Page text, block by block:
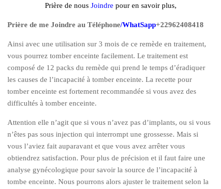
Prière de nous Joindre pour en savoir plus,
Prière de me Joindre au Téléphone/WhatSapp+22962408418
Ainsi avec une utilisation sur 3 mois de ce remède en traitement,
vous pourrez tomber enceinte facilement. Le traitement est
composé de 12 packs du remède qui prend le temps d’éradiquer
les causes de l’incapacité à tomber enceinte. La recette pour
tomber enceinte est fortement recommandée si vous avez des
difficultés à tomber enceinte.
Attention elle n’agit que si vous n’avez pas d’implants, ou si vous
n’êtes pas sous injection qui interrompt une grossesse. Mais si
vous l’aviez fait auparavant et que vous avez arrêter vous
obtiendrez satisfaction. Pour plus de précision et il faut faire une
analyse gynécologique pour savoir la source de l’incapacité à
tombe enceinte. Nous pourrons alors ajuster le traitement selon la